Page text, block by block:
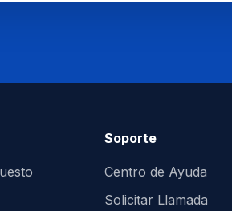
Soporte
Centro de Ayuda
Solicitar Llamada